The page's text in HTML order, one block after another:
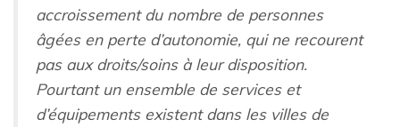
accroissement du nombre de personnes
âgées en perte d’autonomie, qui ne recourent
pas aux droits/soins à leur disposition.
Pourtant un ensemble de services et
d’équipements existent dans les villes de